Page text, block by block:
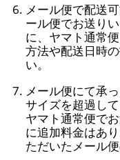
メール便で配送
ール便でお送り
に、ヤマト通常
方法や配送日時
い。
メール便にて承
サイズを超過し
ヤマト通常便で
に追加料金はあ
ただいたメール